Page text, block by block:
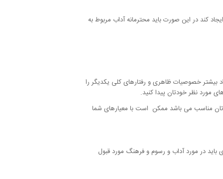
کند در این صورت باید محترمانه آداب مربوط به
بیشتر خصوصیات ظاهری و رفتارهای کلی یکدیگر را
مورد نظر خودتان پیدا کنید.
مناسب می باشد ممکن است با معیارهای شما
باید در مورد آداب و رسوم و فرهنگ مورد قبول